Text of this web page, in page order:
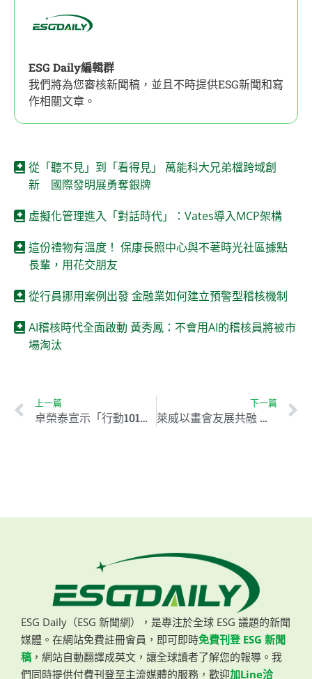
ESG Daily編輯群
我們將為您審核新聞稿，並且不時提供ESG新聞和寫
作相關文章。
從「聽不見」到「看得見」 萬能科大兄弟檔跨域創
新 國際發明展勇奪銀牌
虛擬化管理進入「對話時代」：Vates導入MCP架構
這份禮物有溫度！ 保康長照中心與不荖時光社區據點
長輩，用花交朋友
從行員挪用案例出發 金融業如何建立預警型稽核機制
AI稽核時代全面啟動 黃秀鳳：不會用AI的稽核員將被市
場淘汰
上一篇
卓榮泰宣示「行動101策略」 打造創新與永續新政府
下一篇
萊威以畫會友展共融 挺愛啟兒一展長才
ESG Daily（ESG 新聞網），是專注於全球 ESG 議題的新聞
媒體。在網站免費註冊會員，即可即時免費刊登 ESG 新聞
稿 ，網站自動翻譯成英文，讓全球讀者了解您的報導。我
們同時提供付費刊登至主流媒體的服務，歡迎加Line洽